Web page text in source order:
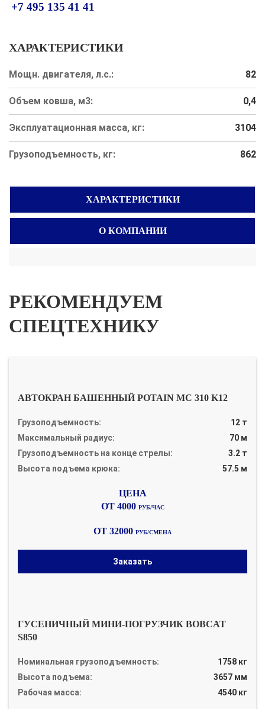
+7 495 135 41 41
ХАРАКТЕРИСТИКИ
Мощн. двигателя, л.с.: 82
Объем ковша, м3: 0,4
Эксплуатационная масса, кг: 3104
Грузоподъемность, кг: 862
ХАРАКТЕРИСТИКИ
О КОМПАНИИ
РЕКОМЕНДУЕМ
СПЕЦТЕХНИКУ
АВТОКРАН БАШЕННЫЙ POTAIN MC 310 K12
Грузоподъемность:
12 т
Максимальный радиус:
70 м
Грузоподъемность на конце стрелы:
3.2 т
Высота подъема крюка:
57.5 м
ОТ 4000 РУБ/ЧАС
ОТ 32000 РУБ/СМЕНА
Заказать
ГУСЕНИЧНЫЙ МИНИ-ПОГРУЗЧИК BOBCAT
S850
Номинальная грузоподъемность:
1758 кг
Высота подъема:
3657 мм
Рабочая масса:
4540 кг